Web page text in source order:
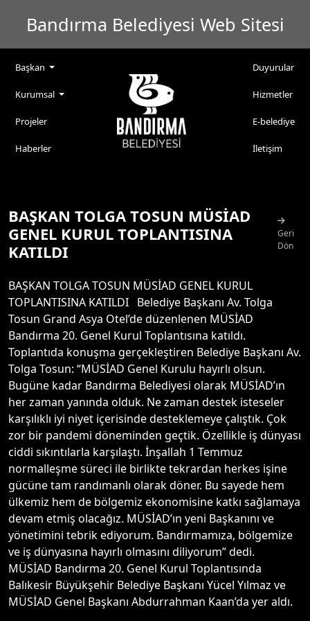
Bandırma Belediyesi Web Sitesi
Başkan
Kurumsal
Projeler
Haberler
Duyurular
Hizmetler
E-belediye
İletişim
BAŞKAN TOLGA TOSUN MÜSİAD
GENEL KURUL TOPLANTISINA
KATILDI
Geri
Dön
BAŞKAN TOLGA TOSUN MÜSİAD GENEL KURUL
TOPLANTISINA KATILDI Belediye Başkanı Av. Tolga
Tosun Grand Asya Otel’de düzenlenen MÜSİAD
Bandırma 20. Genel Kurul Toplantısına katıldı.
Toplantıda konuşma gerçekleştiren Belediye Başkanı Av.
Tolga Tosun: “MÜSİAD Genel Kurulu hayırlı olsun.
Bugüne kadar Bandırma Belediyesi olarak MÜSİAD’ın
her zaman yanında olduk. Ne zaman destek isteseler
karşılıklı iyi niyet içerisinde desteklemeye çalıştık. Çok
zor bir pandemi döneminden geçtik. Özellikle iş dünyası
ciddi sıkıntılarla karşılaştı. İnşallah 1 Temmuz
normalleşme süreci ile birlikte tekrardan herkes işine
gücüne tam randımanlı olarak döner. Bu sayede hem
ülkemiz hem de bölgemiz ekonomisine katkı sağlamaya
devam etmiş olacağız. MÜSİAD’ın yeni Başkanını ve
yönetimini tebrik ediyorum. Bandırmamıza, bölgemize
ve iş dünyasına hayırlı olmasını diliyorum” dedi.
MÜSİAD Bandırma 20. Genel Kurul Toplantısında
Balıkesir Büyükşehir Belediye Başkanı Yücel Yılmaz ve
MÜSİAD Genel Başkanı Abdurrahman Kaan’da yer aldı.